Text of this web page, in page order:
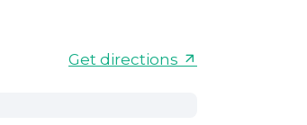
Get directions